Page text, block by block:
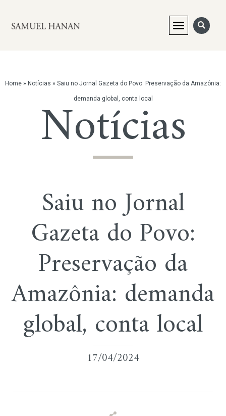
Home » Notícias » Saiu no Jornal Gazeta do Povo: Preservação da Amazônia:
demanda global, conta local
Notícias
Saiu no Jornal
Gazeta do Povo:
Preservação da
Amazônia: demanda
global, conta local
17/04/2024